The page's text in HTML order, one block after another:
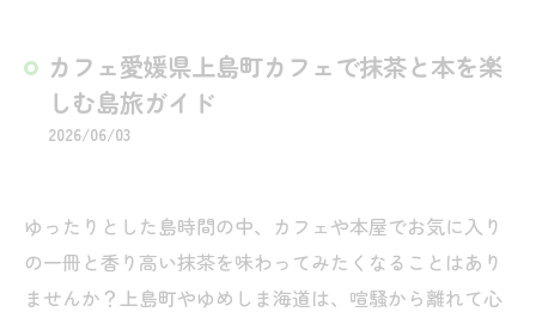
カフェ愛媛県上島町カフェで抹茶と本を楽
しむ島旅ガイド
2026/06/03
ゆったりとした島時間の中、カフェや本屋でお気に入り
の一冊と香り高い抹茶を味わってみたくなることはあり
ませんか？上島町やゆめしま海道は、喧騒から離れて心